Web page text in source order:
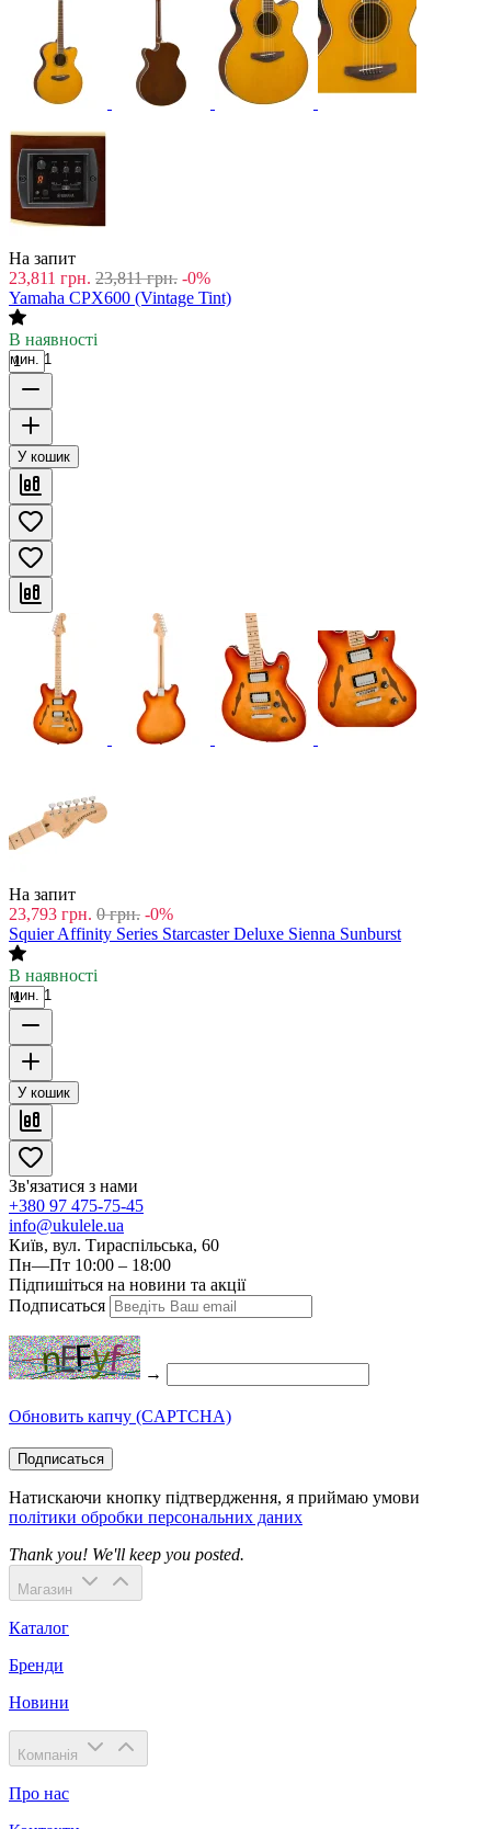
На запит
23,811 грн. 23,811 грн. -0%
Yamaha CPX600 (Vintage Tint)
В наявності
мин. 1
У кошик
На запит
23,793 грн. 0 грн. -0%
Squier Affinity Series Starcaster Deluxe Sienna Sunburst
В наявності
мин. 1
У кошик
Зв'язатися з нами
+380 97 475-75-45
info@ukulele.ua
Київ, вул. Тираспільська, 60
Пн—Пт 10:00 – 18:00
Підпишіться на новини та акції
Подписаться
→
Обновить капчу (CAPTCHA)
Подписаться
Натискаючи кнопку підтвердження, я приймаю умови
політики обробки персональних даних
Thank you! We'll keep you posted.
Магазин
Каталог
Бренди
Новини
Компанія
Про нас